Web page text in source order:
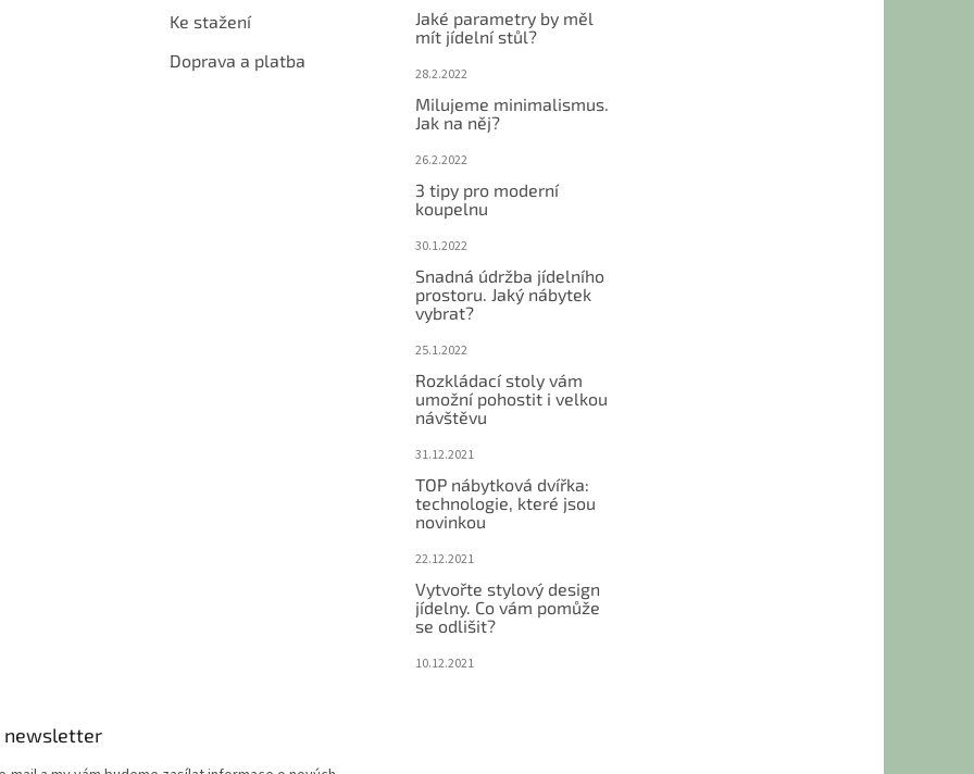
Ke stažení
Doprava a platba
Jaké parametry by měl
mít jídelní stůl?
28.2.2022
Milujeme minimalismus.
Jak na něj?
26.2.2022
3 tipy pro moderní
koupelnu
30.1.2022
Snadná údržba jídelního
prostoru. Jaký nábytek
vybrat?
25.1.2022
Rozkládací stoly vám
umožní pohostit i velkou
návštěvu
31.12.2021
TOP nábytková dvířka:
technologie, které jsou
novinkou
22.12.2021
Vytvořte stylový design
jídelny. Co vám pomůže
se odlišit?
10.12.2021
newsletter